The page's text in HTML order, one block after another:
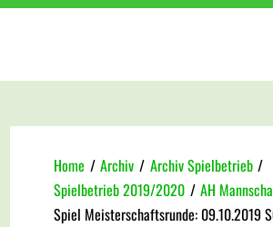
Home / Archiv / Archiv Spielbetrieb /
Spielbetrieb 2019/2020 / AH
Spiel Meisterschaftsrunde: 09.10.2019